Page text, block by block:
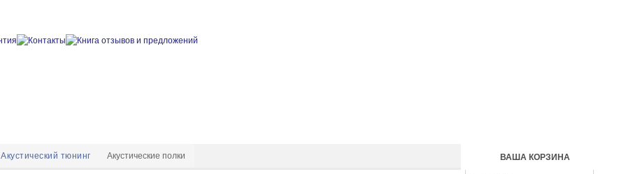
ВАША КОРЗИНА
Акустический тюнинг Акустические полки